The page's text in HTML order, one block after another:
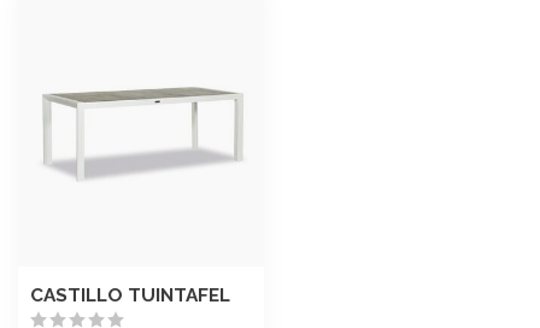
CASTILLO TUINTAFEL